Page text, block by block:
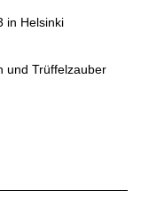
in Helsinki
und Trüffelzauber